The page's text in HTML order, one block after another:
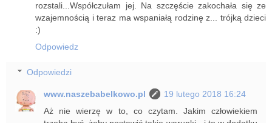
rozstali...Współczułam jej. Na szczęście zakochała się ze
wzajemnością i teraz ma wspaniałą rodzinę z... trójką dzieci
:)
Odpowiedz
Odpowiedzi
www.naszebabelkowo.pl
19 lutego 2018 16:24
Aż nie wierzę w to, co czytam. Jakim człowiekiem